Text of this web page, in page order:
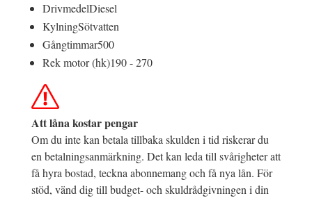
DrivmedelDiesel
KylningSötvatten
Gångtimmar500
Rek motor (hk)190 - 270
Att låna kostar pengar
Om du inte kan betala tillbaka skulden i tid riskerar du
en betalningsanmärkning. Det kan leda till svårigheter att
få hyra bostad, teckna abonnemang och få nya lån. För
stöd, vänd dig till budget- och skuldrådgivningen i din